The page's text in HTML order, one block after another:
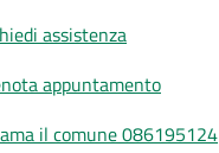
assistenza
appuntamento
il comune 086195124